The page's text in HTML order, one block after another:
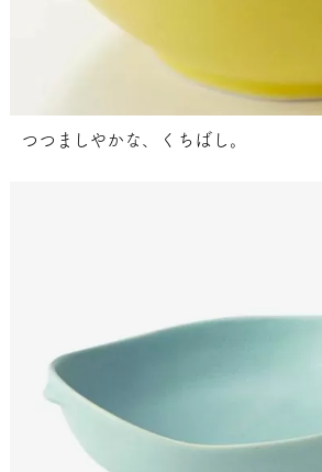
つつましやかな、くちばし。